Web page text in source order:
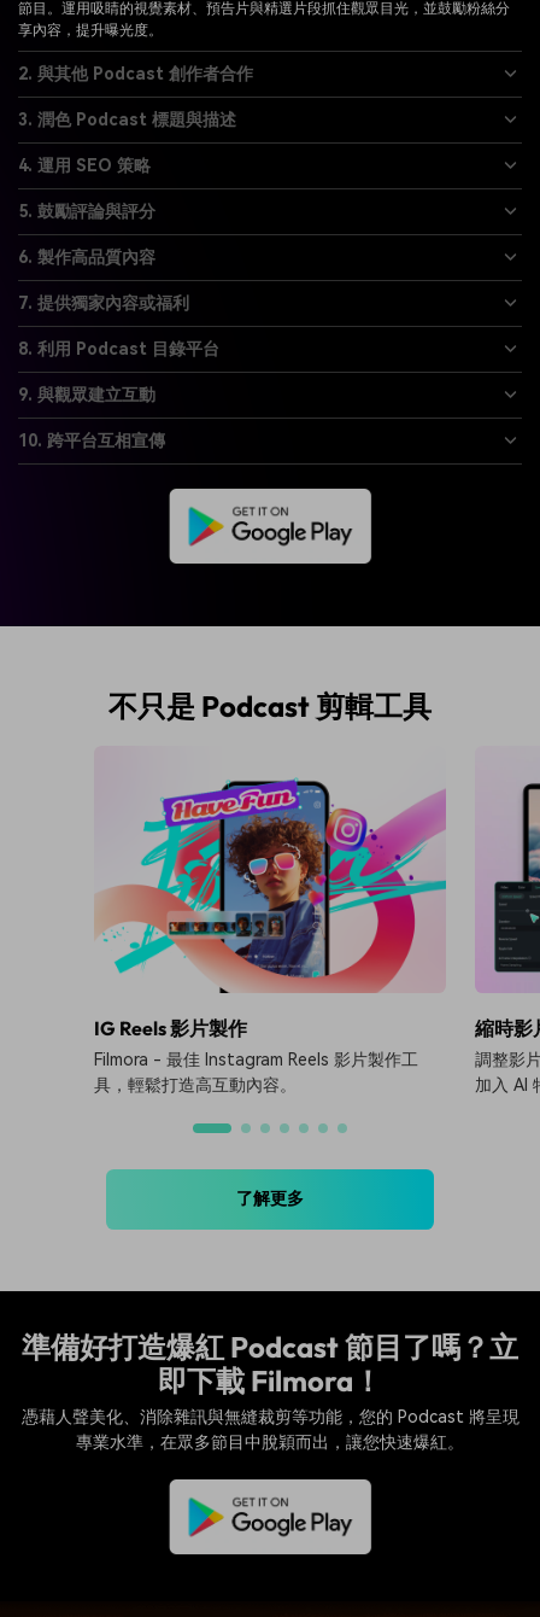
透過 Instagram、Twitter、Facebook 與 LinkedIn 等平台推廣您的 Podcast
節目。運用吸睛的視覺素材、預告片與精選片段抓住觀眾目光，並鼓勵粉絲分
享內容，提升曝光度。
2. 與其他 Podcast 創作者合作
3. 潤色 Podcast 標題與描述
4. 運用 SEO 策略
5. 鼓勵評論與評分
6. 製作高品質內容
7. 提供獨家內容或福利
8. 利用 Podcast 目錄平台
9. 與觀眾建立互動
10. 跨平台互相宣傳
不只是 Podcast 剪輯工具
IG Reels 影片製作
Filmora - 最佳 Instagram Reels 影片製作工
縮時影
調整影
準備好打造爆紅 Podcast 節目了嗎？立
即下載 Filmora！
憑藉人聲美化、消除雜訊與無縫裁剪等功能，您的 Podcast 將呈現